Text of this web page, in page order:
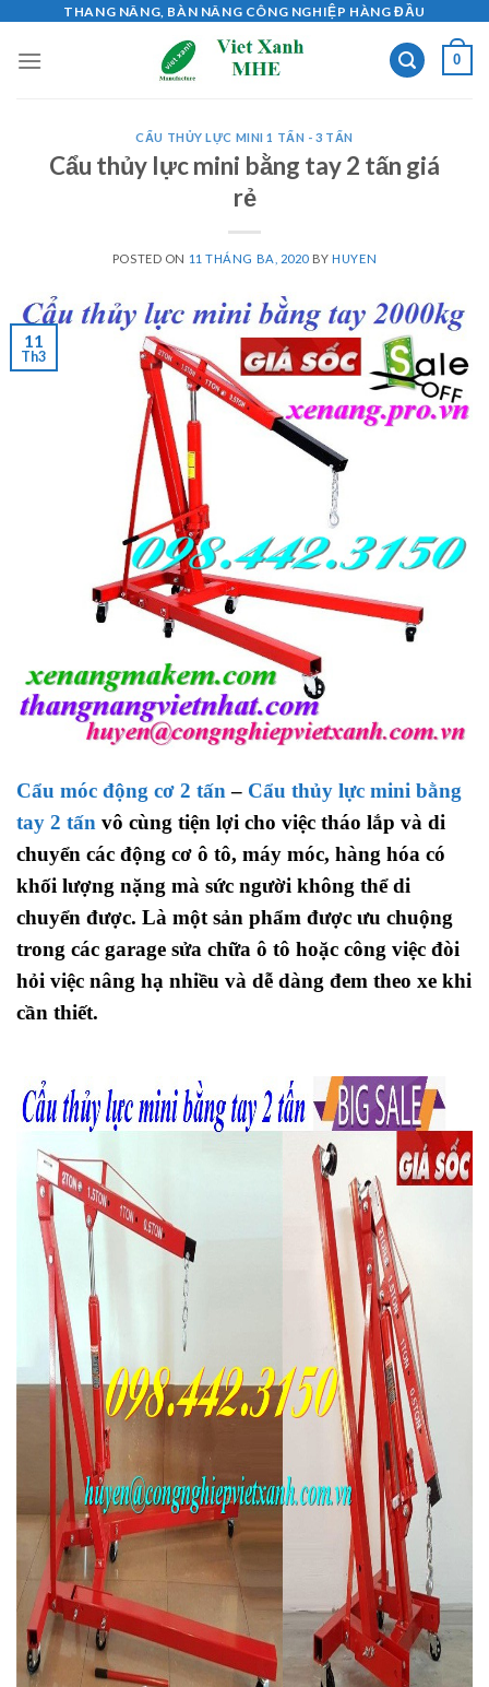
content
THANG NÂNG, BÀN NÂNG CÔNG NGHIỆP HÀNG ĐẦU
0
CẨU THỦY LỰC MINI 1 TẤN - 3 TẤN
Cẩu thủy lực mini bằng tay 2 tấn giá
rẻ
POSTED ON 11 THÁNG BA, 2020 BYHUYEN
11
Th3
Cẩu móc động cơ 2 tấn – Cẩu thủy lực mini bằng
tay 2 tấn vô cùng tiện lợi cho việc tháo lắp và di
chuyển các động cơ ô tô, máy móc, hàng hóa có
khối lượng nặng mà sức người không thể di
chuyển được. Là một sản phẩm được ưu chuộng
trong các garage sửa chữa ô tô hoặc công việc đòi
hỏi việc nâng hạ nhiều và dễ dàng đem theo xe khi
cần thiết.